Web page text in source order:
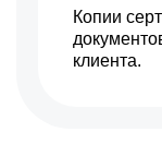
Копии
клиента.